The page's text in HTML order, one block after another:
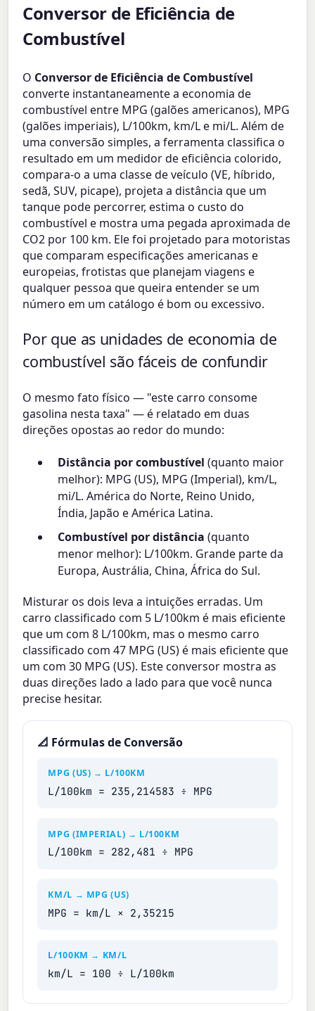
Conversor de Eficiência de
Combustível
O Conversor de Eficiência de Combustível
converte instantaneamente a economia de
combustível entre MPG (galões americanos), MPG
(galões imperiais), L/100km, km/L e mi/L. Além de
uma conversão simples, a ferramenta classifica o
resultado em um medidor de eficiência colorido,
compara-o a uma classe de veículo (VE, híbrido,
sedã, SUV, picape), projeta a distância que um
tanque pode percorrer, estima o custo do
combustível e mostra uma pegada aproximada de
CO2 por 100 km. Ele foi projetado para motoristas
que comparam especificações americanas e
europeias, frotistas que planejam viagens e
qualquer pessoa que queira entender se um
número em um catálogo é bom ou excessivo.
Por que as unidades de economia de
combustível são fáceis de confundir
O mesmo fato físico — "este carro consome
gasolina nesta taxa" — é relatado em duas
direções opostas ao redor do mundo:
Distância por combustível (quanto maior
melhor): MPG (US), MPG (Imperial), km/L,
mi/L. América do Norte, Reino Unido,
Índia, Japão e América Latina.
Combustível por distância (quanto
menor melhor): L/100km. Grande parte da
Europa, Austrália, China, África do Sul.
Misturar os dois leva a intuições erradas. Um
carro classificado com 5 L/100km é mais eficiente
que um com 8 L/100km, mas o mesmo carro
classificado com 47 MPG (US) é mais eficiente que
um com 30 MPG (US). Este conversor mostra as
duas direções lado a lado para que você nunca
precise hesitar.
📐 Fórmulas de Conversão
MPG (US) → L/100KM
L/100km = 235,214583 ÷ MPG
MPG (IMPERIAL) → L/100KM
L/100km = 282,481 ÷ MPG
KM/L → MPG (US)
MPG = km/L × 2,35215
L/100KM → KM/L
km/L = 100 ÷ L/100km